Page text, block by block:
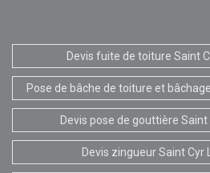
Devis fuite de toiture Saint
Pose de bâche de toiture et
Devis pose de gouttière
Devis zingueur Saint Cyr